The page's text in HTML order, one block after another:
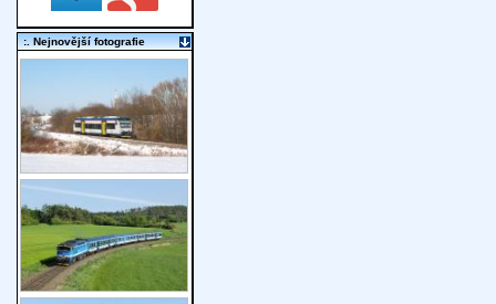
:. Nejnovější fotografie